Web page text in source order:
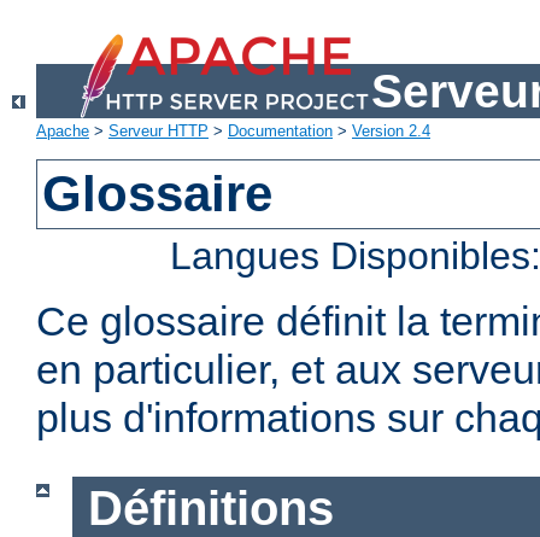
Apache > Serveur HTTP > Documentation > Version 2.4
Glossaire
Langues
Ce glossaire définit la
en particulier, et aux
plus d'informations sur
Définitions